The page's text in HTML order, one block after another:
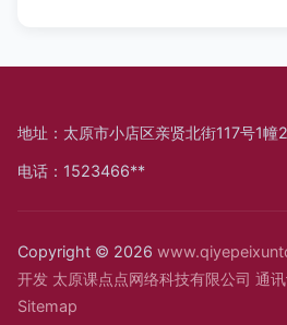
地址：太原市小店区亲贤北街117号1幢
电话：1523466**
Copyright © 2026
开发 太原课点点网络科技有限公司 通
Sitemap